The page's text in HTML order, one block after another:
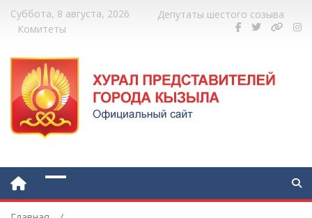
Суббота, 8 августа, 2026
Депутаты шестого созыва
Комитеты